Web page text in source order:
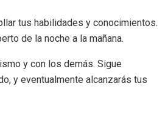
tus habilidades y conocimientos.
de la noche a la mañana.
y con los demás. Sigue
y eventualmente alcanzarás tus